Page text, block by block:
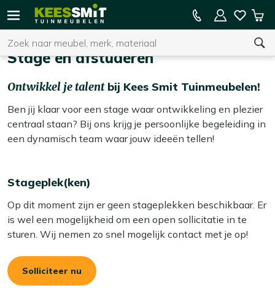
Kees
Tuinmeubelen
Zoeken
U heeft geen product(en) in uw winkelwagen.
15% kassakorting op de hele collectie
Stage en afstuderen
Ontwikkel je talentbij Kees Smit Tuinmeubelen!
Ben jij klaar voor een stage waar ontwikkeling en plezier
centraal staan? Bij ons krijg je persoonlijke begeleiding in
een dynamisch team waar jouw ideeën tellen!
Stageplek(ken)
Op dit moment zijn er geen stageplekken beschikbaar. Er
is wel een mogelijkheid om een open sollicitatie in te
sturen. Wij nemen zo snel mogelijk contact met je op!
Solliciteer nu